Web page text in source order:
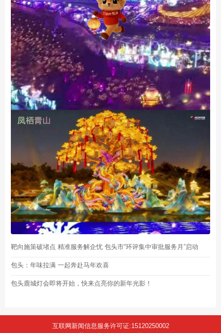
靶向施策破堵点 精准服务解企忧 包头市“环评集中审批服务月”启动
包头：年味拉满 一起奔赴马年欢喜
包头鹿城灯会即将开始，快来点亮你的新年光影！
互联网新闻信息服务许可证:15120250002